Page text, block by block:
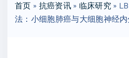
r
:
首页 » 抗癌资讯» 临床研究 »
法：小细胞肺癌与大细胞神经